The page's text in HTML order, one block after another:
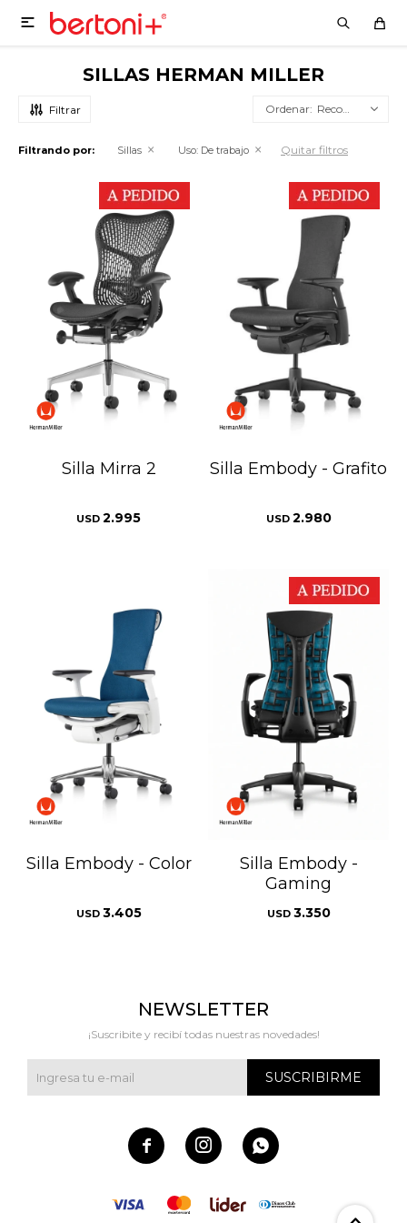

SILLAS HERMAN MILLER
Recomendados
Filtrando por: Sillas Uso: De trabajo Quitar filtros
Silla Mirra 2
USD 2.995
Silla Embody - Grafito
USD 2.980
Silla Embody - Color
USD 3.405
Silla Embody -
Gaming
USD 3.350
NEWSLETTER
¡Suscribite y recibí todas nuestras novedades!
SUSCRIBIRME
  